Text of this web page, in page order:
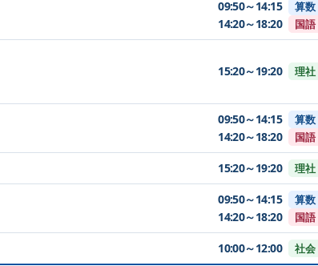
09:50～14:15 算数
14:20～18:20 国語
15:20～19:20 理社
09:50～14:15 算数
14:20～18:20 国語
15:20～19:20 理社
09:50～14:15 算数
14:20～18:20 国語
10:00～12:00 社会